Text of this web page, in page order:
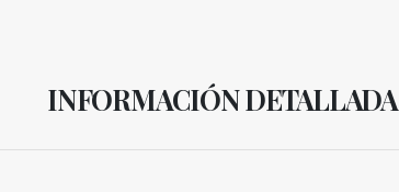
INFORMACIÓN DETALLADA